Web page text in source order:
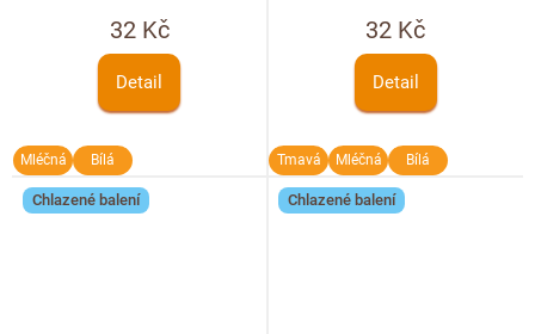
32 Kč
Detail
Mléčná Bílá
32 Kč
Detail
Tmavá Mléčná Bílá
Chlazené balení Chlazené balení